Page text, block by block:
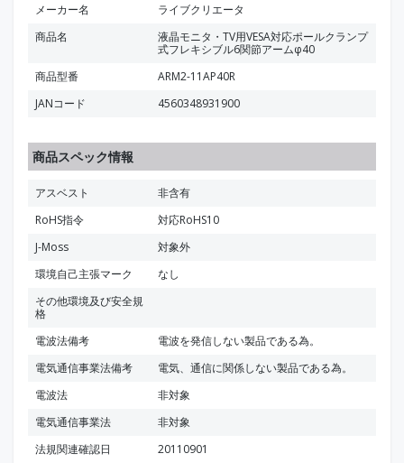
メーカー名
ライブクリエータ
商品名
液晶モニタ・TV用VESA対応ポールクランプ
式フレキシブル6関節アームφ40
商品型番
ARM2-11AP40R
JANコード
4560348931900
商品スペック情報
アスベスト
非含有
RoHS指令
対応RoHS10
J-Moss
対象外
環境自己主張マーク
なし
その他環境及び安全規
格
電波法備考
電波を発信しない製品である為。
電気通信事業法備考
電気、通信に関係しない製品である為。
電波法
非対象
電気通信事業法
非対象
法規関連確認日
20110901